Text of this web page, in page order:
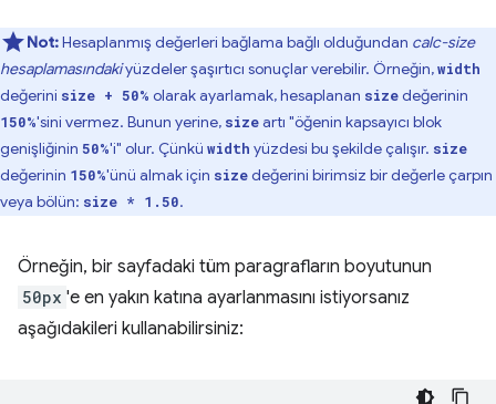
Not:Hesaplanmış değerleri bağlama bağlı olduğundan calc-size
hesaplamasındakiyüzdeler şaşırtıcı sonuçlar verebilir. Örneğin,width
değerini size + 50% olarak ayarlamak, hesaplanan sizedeğerinin
150%'sini vermez. Bunun yerine, sizeartı "öğenin kapsayıcı blok
genişliğinin 50%'i" olur. Çünkü width yüzdesi bu şekilde çalışır. size
değerinin 150%'ünü almak için sizedeğerini birimsiz bir değerle çarpın
veya bölün: size * 1.50.
Örneğin, bir sayfadaki tüm paragrafların boyutunun
50px 'e en yakın katına ayarlanmasını istiyorsanız
aşağıdakileri kullanabilirsiniz: